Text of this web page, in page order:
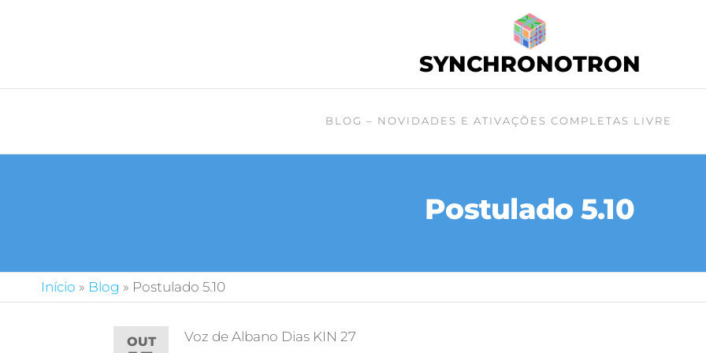
SYNCHRONOTRON
BLOG – NOVIDADES E ATIVAÇÕES COMPLETAS LIVRE
Postulado 5.10
Início » Blog » Postulado 5.10
OUT Voz de Albano Dias KIN 27